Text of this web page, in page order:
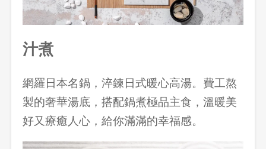
汁煮
網羅日本名鍋，淬鍊日式暖心高湯。費工熬
製的奢華湯底，搭配鍋煮極品主食，溫暖美
好又療癒人心，給你滿滿的幸福感。